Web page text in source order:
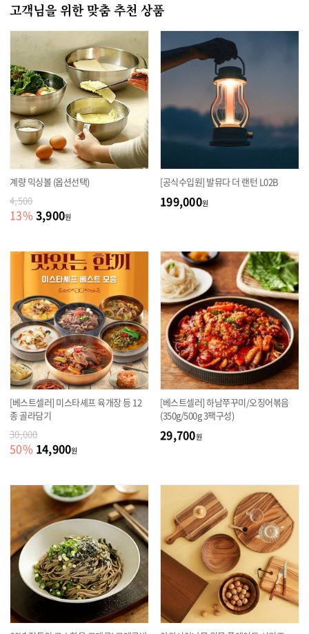
고객님을 위한 맞춤 추천 상품
계량 믹싱볼 (옵션선택)
4,500
13% 3,900원
[공식수입원] 발뮤다 더 랜턴 L02B
199,000원
[베스트셀러] 미스타셰프 육개장 등 12
종 골라담기
30,000
50% 14,900원
[베스트셀러] 하남쭈꾸미/오징어볶음
(350g/500g 3팩구성)
29,700원